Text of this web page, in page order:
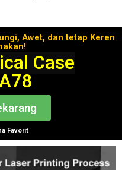
Awet, dan tetap Keren
Case
Favorit